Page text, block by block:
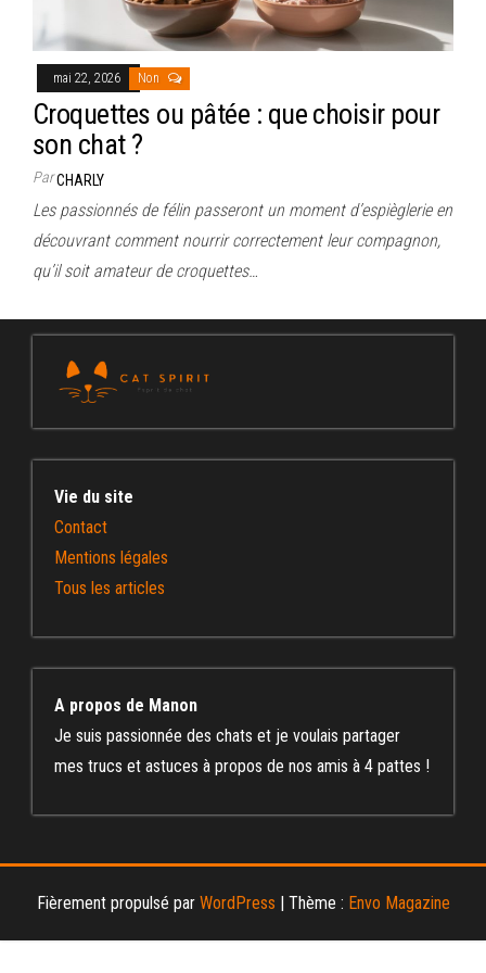
mai 22, 2026 Non
Croquettes ou pâtée : que choisir pour
son chat ?
ParCHARLY
Les passionnés de félin passeront un moment d’espièglerie en
découvrant comment nourrir correctement leur compagnon,
qu’il soit amateur de croquettes…
Vie du site
Contact
Mentions légales
Tous les articles
A propos de Manon
Je suis passionnée des chats et je voulais partager
mes trucs et astuces à propos de nos amis à 4 pattes !
Fièrement propulsé par WordPress Thème : Envo Magazine